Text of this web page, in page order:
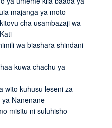
majanga ya moto
cha usambazaji wa
wa biashara shindani
kuwa chachu ya
wito kuhusu leseni za
Nanenane
misitu ni suluhisho